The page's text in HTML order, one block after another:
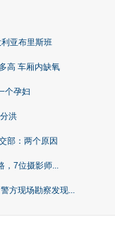
亚布里斯班
高 车厢内缺氧
个孕妇
洪
部：两个原因
，7位摄影师...
方现场勘察发现...